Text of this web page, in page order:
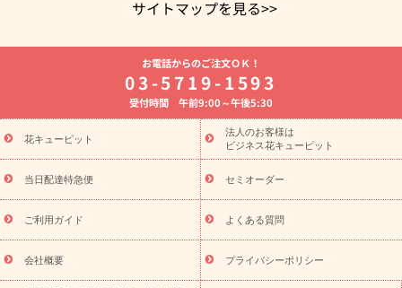
サイトマップを見る>>
よく贈られる花
お祝いの花特集
誕生日フラワーギフト特集
8月の誕生花(トルコキキョウ)
開店・開業祝い
お供え・お悔やみ お供え・お悔やみの花
通夜・葬儀に贈る花 胡蝶蘭・花鉢
ーブドフラワー
季節のイベント
ひまわり ギフト・プレゼント
特集
お盆 花（新盆・初盆） 季節のイベント
お盆 花（新
盆・初盆）
お盆 花（新盆・初盆）
お盆・お供え 花とセットギ
フト
お盆・お供え プリザーブドフラワー
ひまわり ギフト・プ
レゼント特集
夏の花贈り・お中元・暑中見舞い 花のギフト特集
敬老の日におくる花ギフト・プレゼント特集
花ギフト・プレゼント特集
敬老の日 花のおすすめランキング
敬
老の日 花鉢植えのギフト・プレゼント特集
敬老の日 花とセットギ
フト・プレゼント特集
敬老の日の花 全てのギフト一覧
キャン
お電話からのご注文ＯＫ！
03-5719-1593
受付時間 午前9:00～午後5:30
花キューピット
法人のお客様は
ビジネス花キューピット
当日配達特急便 セミオーダー
ご利用ガイド よくある質問
会社概要 プライバシーポリシー